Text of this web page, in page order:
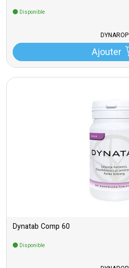
Disponible
DYNAROP
Ajouter
Dynatab Comp 60
Disponible